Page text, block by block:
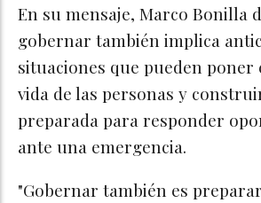
En su mensaje, Marco Bonilla
gobernar también implica
situaciones que pueden poner
vida de las personas y
preparada para responder
ante una emergencia.
"Gobernar también es